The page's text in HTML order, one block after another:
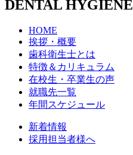
DENTAL HYGIENE
HOME
挨拶・概要
歯科衛生士とは
特徴＆カリキュラム
在校生・卒業生の声
就職先一覧
年間スケジュール
新着情報
採用担当者様へ